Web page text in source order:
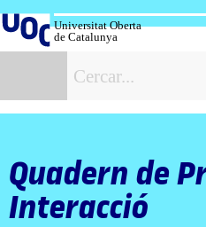
al
contingut
Universitat Oberta
de Catalunya
Quadern de
Interacció